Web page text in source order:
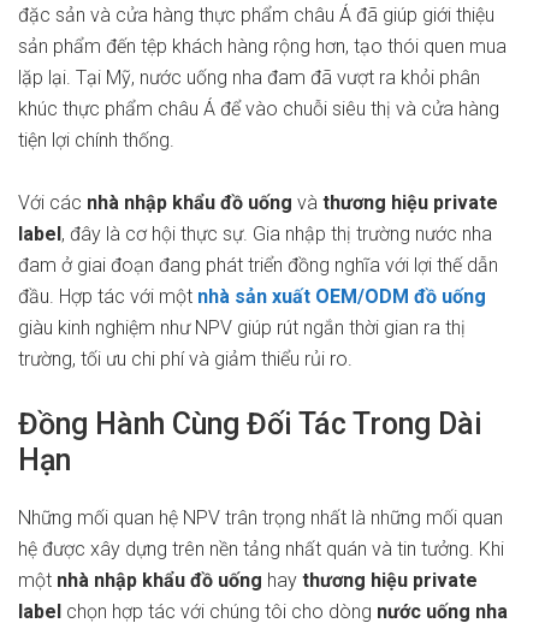
đặc sản và cửa hàng thực phẩm châu Á đã giúp giới thiệu
sản phẩm đến tệp khách hàng rộng hơn, tạo thói quen mua
lặp lại. Tại Mỹ, nước uống nha đam đã vượt ra khỏi phân
khúc thực phẩm châu Á để vào chuỗi siêu thị và cửa hàng
tiện lợi chính thống.
Với các nhà nhập khẩu đồ uống và thương hiệu private
label, đây là cơ hội thực sự. Gia nhập thị trường nước nha
đam ở giai đoạn đang phát triển đồng nghĩa với lợi thế dẫn
đầu. Hợp tác với một nhà sản xuất OEM/ODM đồ uống
giàu kinh nghiệm như NPV giúp rút ngắn thời gian ra thị
trường, tối ưu chi phí và giảm thiểu rủi ro.
Đồng Hành Cùng Đối Tác Trong Dài
Hạn
Những mối quan hệ NPV trân trọng nhất là những mối quan
hệ được xây dựng trên nền tảng nhất quán và tin tưởng. Khi
một nhà nhập khẩu đồ uống hay thương hiệu private
label chọn hợp tác với chúng tôi cho dòng nước uống nha